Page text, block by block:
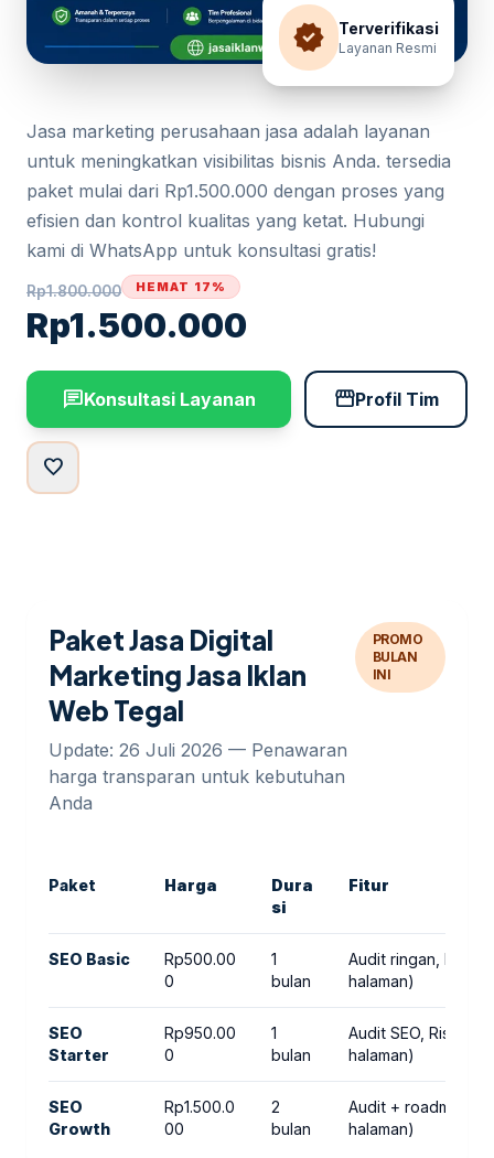
verified Terverifikasi
Layanan Resmi
Jasa marketing perusahaan jasa adalah layanan
untuk meningkatkan visibilitas bisnis Anda. tersedia
paket mulai dari Rp1.500.000 dengan proses yang
efisien dan kontrol kualitas yang ketat. Hubungi
kami di WhatsApp untuk konsultasi gratis!
Rp1.800.000
Rp1.500.000
HEMAT 17%
chatKonsultasi Layanan storefrontProfil Tim
favorite
Paket Jasa Digital
Marketing Jasa Iklan
Web Tegal
Update: 26 Juli 2026 — Penawaran
harga transparan untuk kebutuhan
Anda
PROMO
BULAN
INI
Paket Harga
Dura
si
Fitur
SEO Basic
Rp500.00
0
1
bulan
Audit ringan, Riset
halaman)
SEO
Starter
Rp950.00
0
1
bulan
Audit SEO, Riset
halaman)
SEO
Growth
Rp1.500.0
00
2
bulan
Audit + roadmap,
halaman)